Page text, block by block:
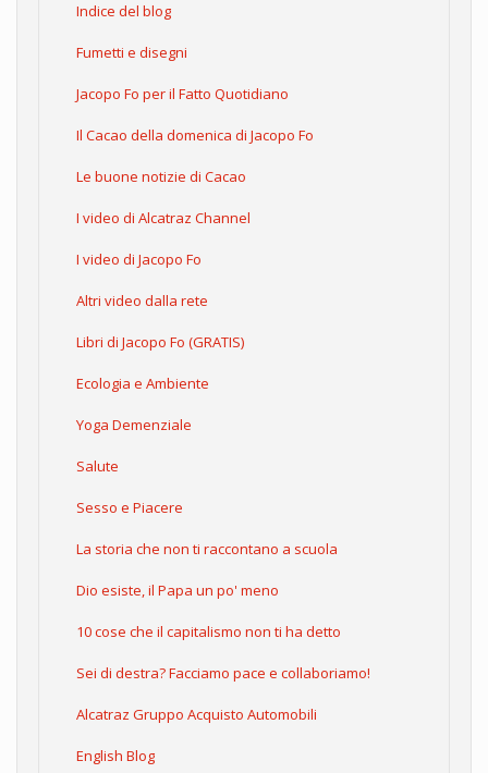
Indice del blog
Fumetti e disegni
Jacopo Fo per il Fatto Quotidiano
Il Cacao della domenica di Jacopo Fo
Le buone notizie di Cacao
I video di Alcatraz Channel
I video di Jacopo Fo
Altri video dalla rete
Libri di Jacopo Fo (GRATIS)
Ecologia e Ambiente
Yoga Demenziale
Salute
Sesso e Piacere
La storia che non ti raccontano a scuola
Dio esiste, il Papa un po' meno
10 cose che il capitalismo non ti ha detto
Sei di destra? Facciamo pace e collaboriamo!
Alcatraz Gruppo Acquisto Automobili
English Blog